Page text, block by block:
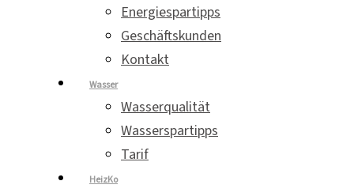
Energiespartipps
Geschäftskunden
Kontakt
Wasser
Wasserqualität
Wasserspartipps
Tarif
HeizKo